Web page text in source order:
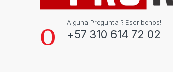
Alguna Pregunta ? Escribenos!
+57 310 614 72 02